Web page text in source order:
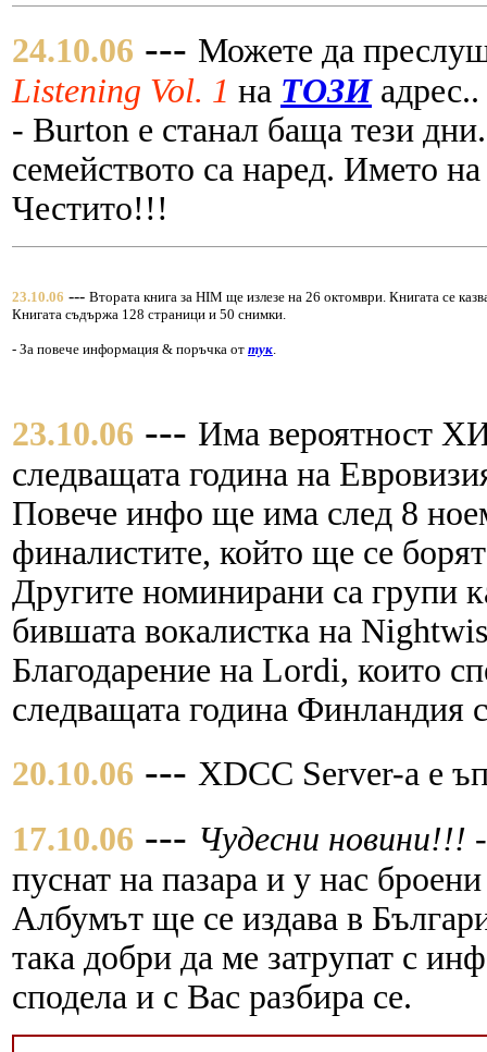
24.10.06 --- Можете да
Listening Vol. 1 на ТОЗИадрес..
- Burton е станал баща тези
семейството са наред. Името
Честито!!!
23.10.06 --- Втората книга за HIM ще излезе на 26 октомври. Книгата се
Книгата съдържа 128 страници и 50 снимки.
- За повече информация & поръчка от тук
23.10.06 --- Има вероятност
следващата година на
Повече инфо ще има след 8
финалистите, който ще се
Другите номинирани са групи
бившата вокалистка на
Благодарение на Lordi, които
следващата година Финландия
20.10.06 --- XDCC Server-a е
17.10.06 --- Чудесни новини!!!
пуснат на пазара и у нас
Албумът ще се издава в
така добри да ме затрупат с
сподела и с Вас разбира се.